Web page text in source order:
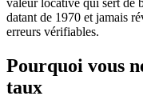
valeur locative qui sert de
datant de 1970 et jamais
erreurs vérifiables.
Pourquoi vous
taux